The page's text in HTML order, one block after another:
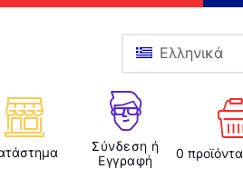
Ελληνικά
Σύνδεση ή
Εγγραφή
0 προϊόντα